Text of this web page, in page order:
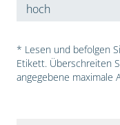
hoch
* Lesen und befolgen
Etikett. Überschreiten
angegebene maximale